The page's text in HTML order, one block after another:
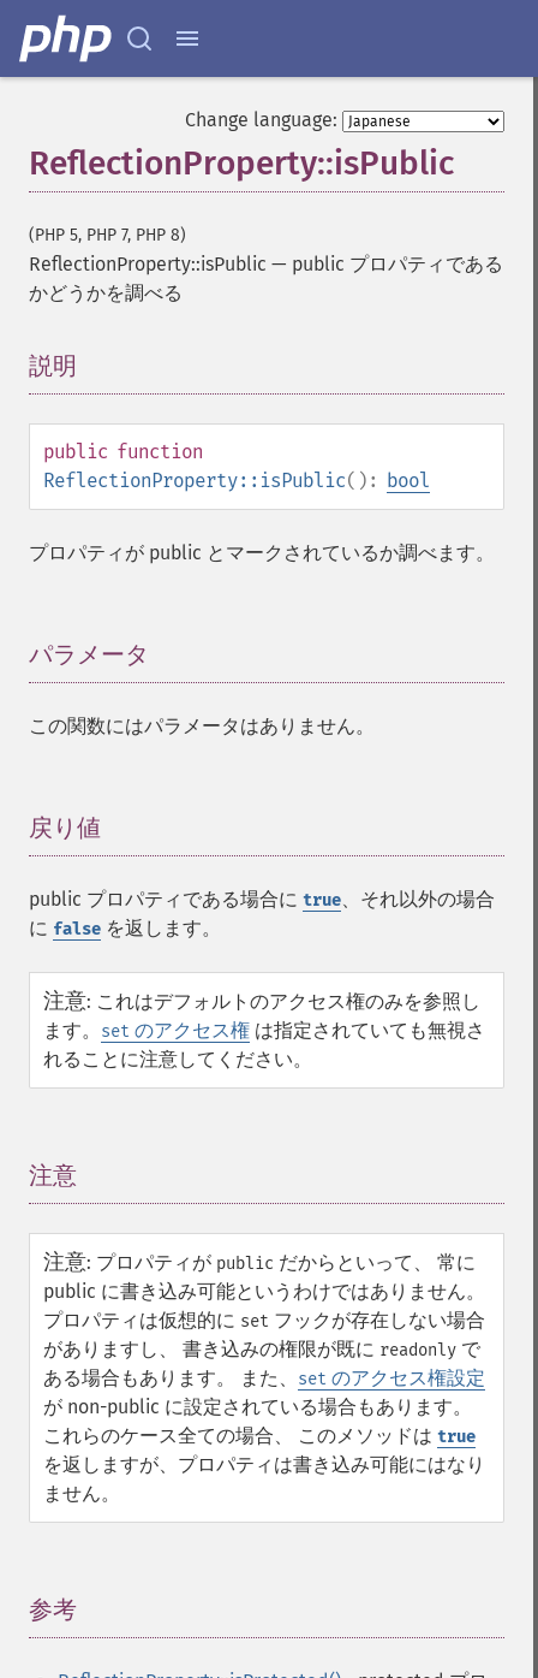
Change language:
ReflectionProperty::isPublic
(PHP 5, PHP 7, PHP 8)
ReflectionProperty::isPublic — public プロパティである
かどうかを調べる
説明
public function
ReflectionProperty::isPublic(): bool
プロパティが public とマークされているか調べます。
パラメータ
この関数にはパラメータはありません。
戻り値
public プロパティである場合に true、それ以外の場合
に false を返します。
注意: これはデフォルトのアクセス権のみを参照し
ます。
set のアクセス権 は指定されていても無視さ
れることに注意してください。
注意
注意: プロパティが public だからといって、 常に
public に書き込み可能というわけではありません。
プロパティは仮想的に set フックが存在しない場合
がありますし、 書き込みの権限が既に readonly で
ある場合もあります。 また、
set のアクセス権設定
が non-public に設定されている場合もあります。
これらのケース全ての場合、 このメソッドは true
を返しますが、プロパティは書き込み可能にはなり
ません。
参考